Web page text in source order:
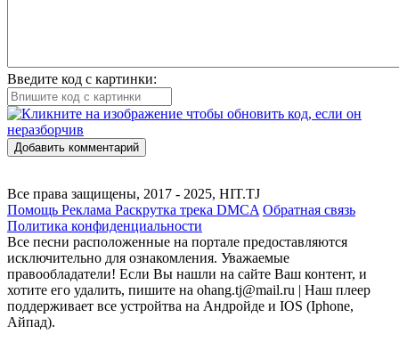
Введите код с картинки:
Добавить комментарий
Все права защищены, 2017 - 2025, HIT.TJ
Помощь Реклама Раскрутка трека DMCA Обратная связь
Политика конфиденциальности
Все песни расположенные на портале предоставляются
исключительно для ознакомления. Уважаемые
правообладатели! Если Вы нашли на сайте Ваш контент, и
хотите его удалить, пишите на ohang.tj@mail.ru | Наш плеер
поддерживает все устройтва на Андройде и IOS (Iphone,
Айпад).